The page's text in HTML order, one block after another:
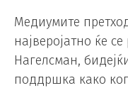
Медиумите
најверојатно ќе
Нагелсман,
поддршка како